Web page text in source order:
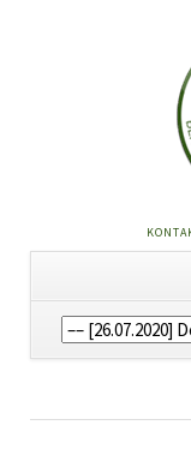
Navigation
überspringen